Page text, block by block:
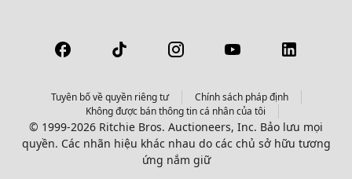
Tuyên bố về quyền riêng tư
Chính sách pháp định
Không được bán thông tin cá nhân của tôi
© 1999-2026 Ritchie Bros. Auctioneers, Inc. Bảo lưu mọi
quyền. Các nhãn hiệu khác nhau do các chủ sở hữu tương
ứng nắm giữ